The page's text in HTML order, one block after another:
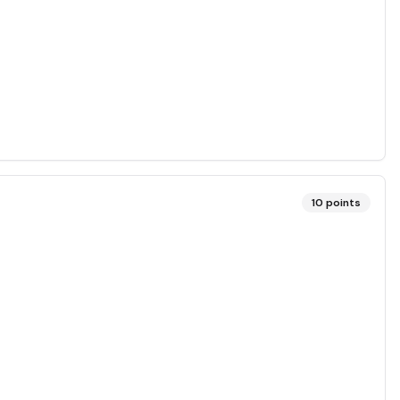
10 points